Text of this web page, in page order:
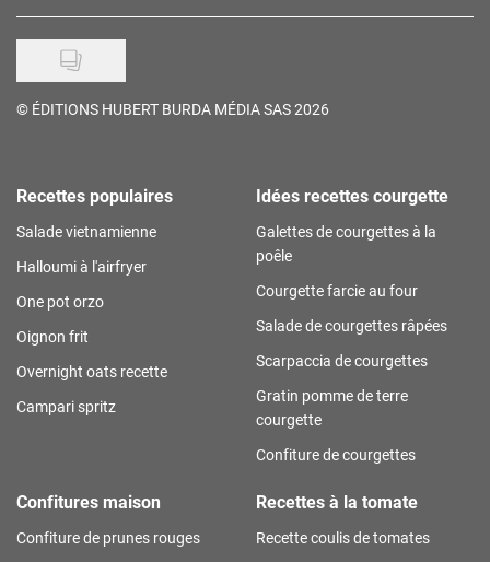
© ÉDITIONS HUBERT BURDA MÉDIA SAS 2026
Recettes populaires
Salade vietnamienne
Halloumi à l'airfryer
One pot orzo
Oignon frit
Overnight oats recette
Campari spritz
Idées recettes courgette
Galettes de courgettes à la
poêle
Courgette farcie au four
Salade de courgettes râpées
Scarpaccia de courgettes
Gratin pomme de terre
courgette
Confiture de courgettes
Confitures maison
Confiture de prunes rouges
Recettes à la tomate
Recette coulis de tomates